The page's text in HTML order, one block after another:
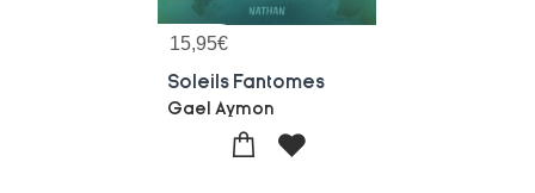
15,95€
Soleils Fantomes
Gael Aymon